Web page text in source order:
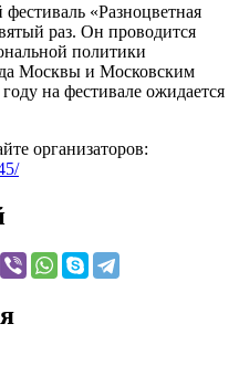
«Разноцветная
раз. Он проводится
политики
Москвы и Московским
на фестивале ожидается
организаторов: